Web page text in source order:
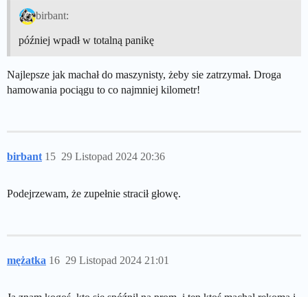
birbant:
później wpadł w totalną panikę
Najlepsze jak machał do maszynisty, żeby sie zatrzymał. Droga
hamowania pociągu to co najmniej kilometr!
birbant 29 Listopad 2024 20:36
15
Podejrzewam, że zupełnie stracił głowę.
mężatka 29 Listopad 2024 21:01
16